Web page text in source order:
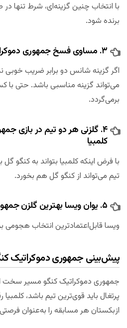
با انتخاب چنین گزینه‌ای، شرط تنها
برنده شود.
۳. مساوی فسخ جمهوری دموکراتیک کنگو مقابل ازبکستان
اگر گزینه شانس دو برابر ضریب
می‌تواند گزینه مناسبی باشد. حتی با
برمی‌گردد.
۴. گلزنی هر دو تیم در بازی
کلمبیا
با فرض اینکه کلمبیا بتواند به کنگو
تیم می‌تواند از کنگو گل هم بخورد.
۵. یوان ویسا بهترین گلزن جمهوری دموکراتیک کنگو
ویسا قابل‌اعتمادترین انتخاب هجومی
پیش‌بینی جمهوری دموکراتیک کنگو
پرتغال باید قوی‌ترین تیم باشد،
ازبکستان هر مسابقه را به‌عنوان